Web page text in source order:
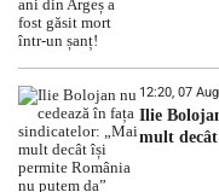
12:20, 07
Ilie
mult